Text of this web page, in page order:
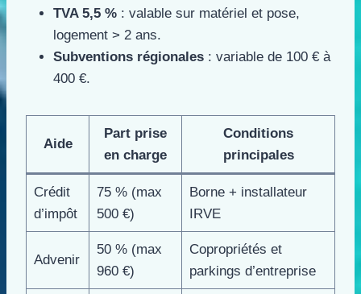
TVA 5,5 % : valable sur matériel et pose,
logement > 2 ans.
Subventions régionales : variable de 100 € à
400 €.
Aide
Part prise
en charge
Conditions
principales
Crédit
d’impôt
75 % (max
500 €)
Borne + installateur
IRVE
Advenir
50 % (max
960 €)
Copropriétés et
parkings d’entreprise